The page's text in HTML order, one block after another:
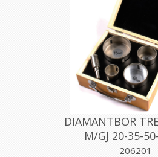
DIAMANTBOR
M/GJ 20-35-
206201